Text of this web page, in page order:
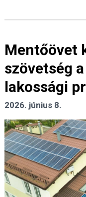
Mentőövet
szövetség
lakossági
2026. június 8.